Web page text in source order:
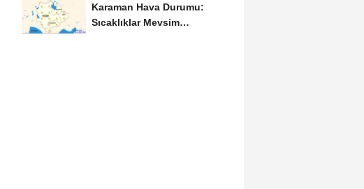
Karaman Hava Durumu:
Sıcaklıklar Mevsim